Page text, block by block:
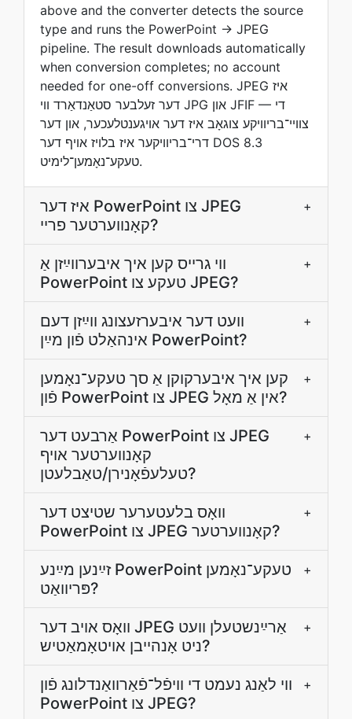
above and the converter detects the source
type and runs the PowerPoint → JPEG
pipeline. The result downloads automatically
when conversion completes; no account
needed for one-off conversions. JPEG איז
דער זעלבער סטאַנדאַרד ווי JPG און JFIF — די
צװײ־בריוויקע צוגאָב איז דער אויגענטלעכער, און דער
דרי־בריוויקער איז בלויז אױף דער DOS 8.3
טעקע־נאָמען־לימיט.
איז דער PowerPoint צו JPEG
קאָנווערטער פריי?
+
ווי גרײס קען איך איבערװײַזן אַ
PowerPoint טעקע צו JPEG?
+
װעט דער איבערזעצונג װײַזן דעם
אינהאַלט פֿון מײַן PowerPoint?
+
קען איך איבערקוקן אַ סך טעקע־נאָמען
פֿון PowerPoint צו JPEG אין אַ מאָל?
+
אַרבעט דער PowerPoint צו JPEG
קאָנווערטער אויף
טעלעפֿאָנירן/טאַבלעטן?
+
וואָס בלעטערער שטיצט דער
PowerPoint צו JPEG קאָנווערטער?
+
זײַנען מײַנע PowerPoint טעקע־נאָמען
פּריוואַט?
+
װאָס אויב דער JPEG אַרײַנשטעלן װעט
ניט אָנהײבן אויטאָמאַטיש?
+
ווי לאַנג נעמט די װיפֿל־פֿאַרװאַנדלונג פֿון
PowerPoint צו JPEG?
+